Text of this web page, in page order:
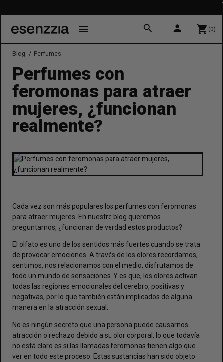
10% DE
menu search person shopping_cart (0)
Blog Perfumes
Perfumes con
feromonas para atraer
mujeres, ¿funcionan
realmente?
Cada vez son más populares los perfumes con feromonas
para atraer mujeres. En nuestro blog queremos
preguntarnos, ¿funcionan de verdad estos productos?
El olfato es uno de los sentidos más fuertes cuando se trata
de provocar emociones. A través de los olores recordamos,
sentimos, nos relacionamos con el medio, disfrutamos de
todo un mundo de sensaciones. Y es que, los olores activan
todas las regiones emocionales del cerebro, positivas y
negativas, por lo que también están implicados de alguna
manera en la atracción sexual.
No es ningún secreto que una persona puede causarnos
atracción o rechazo debido a su olor corporal, lo que todavía
no está claro es si las llamadas feromonas tienen algo que
ver en todo este proceso. Estas sustancias han sido objeto